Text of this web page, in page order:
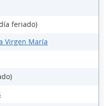
feriado)
Virgen María